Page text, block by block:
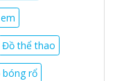
Đồ thể thao
rổ